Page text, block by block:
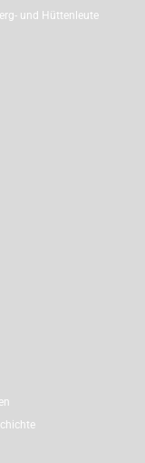
und Hüttenleute